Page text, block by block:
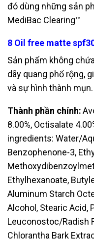
đó dùng những sản
MediBac Clearing™
8 Oil free matte
Sản phẩm không
dãy quang phổ rộng,
và sự hình thành mụn.
Thành phần chính:
8.00%, Octisalate
ingredients: Water/
Benzophenone-3,
Ethylhexanoate,
Aluminum Starch
Alcohol, Stearic Acid,
Leuconostoc/Radish
Chlorantha Bark